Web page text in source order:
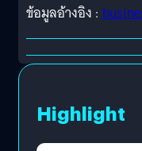
ข้อมูลอ้างอิง :
Highlight